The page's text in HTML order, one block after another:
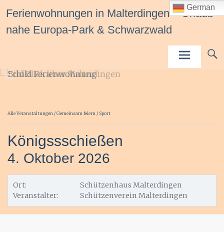
springen
Ferienwohnungen in Malterdingen – Urlaub
nahe Europa-Park & Schwarzwald
Alle Veranstaltungen /Gemeinsam feiern / Sport
Königssschießen
4. Oktober 2026
Ort:
Schützenhaus Malterdingen
Veranstalter:
Schützenverein Malterdingen
German